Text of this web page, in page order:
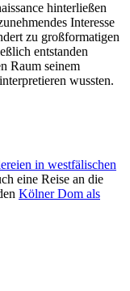
hinterließen
Interesse
zu großformatigen
entstanden
Raum seinem
wussten.
in westfälischen
eine Reise an die
Kölner Dom als